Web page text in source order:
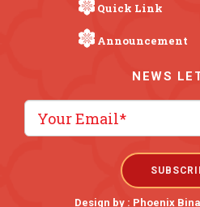
Quick Link
Announcement
NEWS
Design by : Phoenix